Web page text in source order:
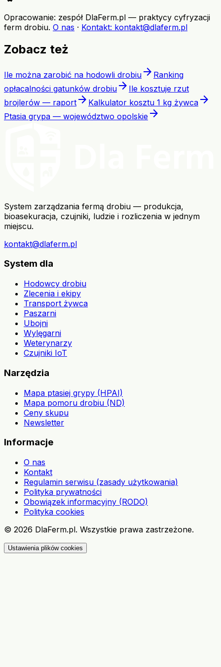
Opracowanie: zespół DlaFerm.pl — praktycy cyfryzacji
ferm drobiu. O nas · Kontakt: kontakt@dlaferm.pl
Zobacz też
Ile można zarobić na hodowli drobiu arrow_forward Ranking
opłacalności gatunków drobiu arrow_forward Ile kosztuje rzut
brojlerów — raport arrow_forward Kalkulator kosztu 1 kg żywca arrow_forward
Ptasia grypa — województwo opolskie arrow_forward
System zarządzania fermą drobiu — produkcja,
bioasekuracja, czujniki, ludzie i rozliczenia w jednym
miejscu.
kontakt@dlaferm.pl
System dla
Hodowcy drobiu
Zlecenia i ekipy
Transport żywca
Paszarni
Ubojni
Wylęgarni
Weterynarzy
Czujniki IoT
Narzędzia
Mapa ptasiej grypy (HPAI)
Mapa pomoru drobiu (ND)
Ceny skupu
Newsletter
Informacje
O nas
Kontakt
Regulamin serwisu (zasady użytkowania)
Polityka prywatności
Obowiązek informacyjny (RODO)
Polityka cookies
© 2026 DlaFerm.pl. Wszystkie prawa zastrzeżone.
Ustawienia plików cookies